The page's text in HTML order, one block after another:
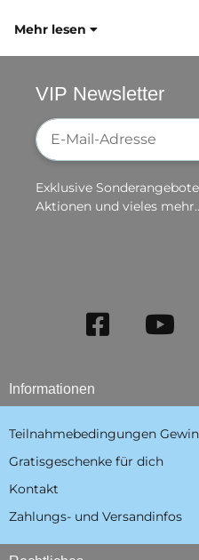
Mehr lesen
VIP Newsletter
Newsletter-
Exklusive
Aktionen und vieles
Informationen
Teilnahmebedingungen
Gratisgeschenke für dich
Kontakt
Zahlungs- und Versandinfos